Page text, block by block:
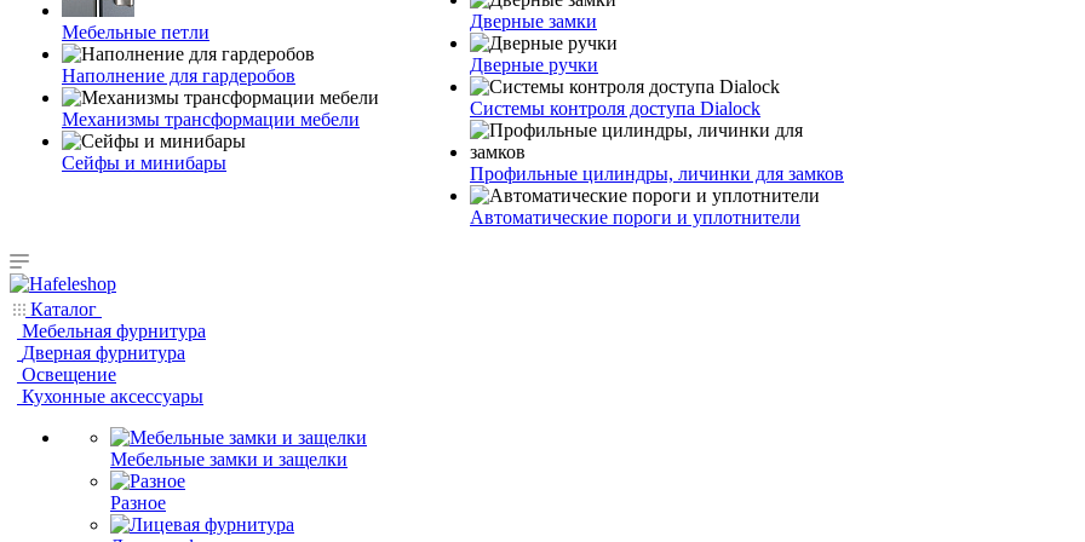
Мебельные петли
Наполнение для гардеробов
Механизмы трансформации мебели
Сейфы и минибары
Дверные замки
Дверные ручки
Системы контроля доступа Dialock
Профильные цилиндры, личинки для замков
Автоматические пороги и уплотнители
Каталог
Мебельная фурнитура
Дверная фурнитура
Освещение
Кухонные аксессуары
Мебельные замки и защелки
Разное